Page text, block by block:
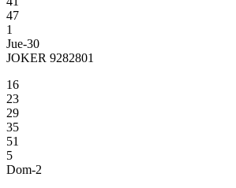
47
1
Jue-30
JOKER 9282801
16
23
29
35
51
5
Dom-2